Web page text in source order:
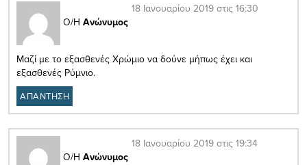
Ο/Η Ανώνυμος
18 Ιανουαρίου 2019 στις 16:30
Μαζί με το εξασθενές Χρώμιο να δούνε μήπως έχει και
εξασθενές Ρύμνιο.
ΑΠΑΝΤΗΣΗ
Ο/Η Ανώνυμος
18 Ιανουαρίου 2019 στις 19:34